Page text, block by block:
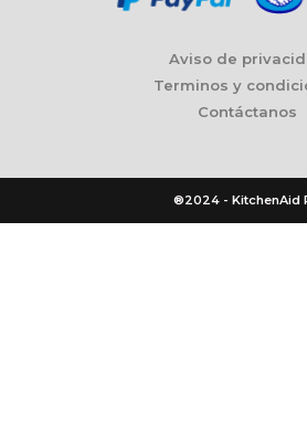
Terminos y
Contáctanos
®2024 - KitchenAid